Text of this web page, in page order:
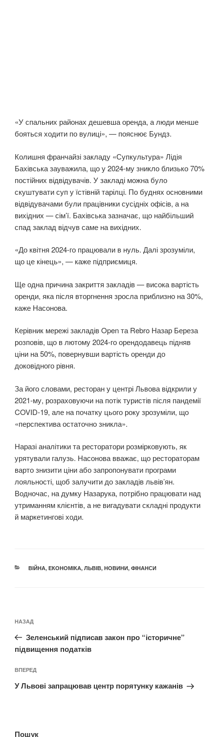
«У спальних районах дешевша оренда, а люди менше
бояться ходити по вулиці», — пояснює Бундз.
Колишня франчайзі закладу «Супкультура» Лідія
Бахівська зауважила, що у 2024-му зникло близько 70%
постійних відвідувачів. У закладі можна було
скуштувати суп у їстівній тарілці. По буднях основними
відвідувачами були працівники сусідніх офісів, а на
вихідних — сім’ї. Бахівська зазначає, що найбільший
спад заклад відчув саме на вихідних.
«До квітня 2024-го працювали в нуль. Далі зрозуміли,
що це кінець», — каже підприємиця.
Ще одна причина закриття закладів — висока вартість
оренди, яка після вторгнення зросла приблизно на 30%,
каже Насонова.
Керівник мережі закладів Open та Rebro Назар Береза
розповів, що в лютому 2024-го орендодавець підняв
ціни на 50%, повернувши вартість оренди до
доковідного рівня.
За його словами, ресторан у центрі Львова відкрили у
2021-му, розраховуючи на потік туристів після пандемії
COVID-19, але на початку цього року зрозуміли, що
«перспектива остаточно зникла».
Наразі аналітики та ресторатори розмірковують, як
урятували галузь. Насонова вважає, що рестораторам
варто знизити ціни або запропонувати програми
лояльності, щоб залучити до закладів львів’ян.
Водночас, на думку Назарука, потрібно працювати над
утриманням клієнтів, а не вигадувати складні продукти
й маркетингові ходи.
КАТЕГОРІЇ
ВІЙНА, ЕКОНОМІКА, ЛЬВІВ, НОВИНИ, ФІНАНСИ
записів
Попередній
запис:
НАЗАД
Зеленський підписав закон про “історичне”
підвищення податків
Наступний
запис
ВПЕРЕД
У Львові запрацював центр порятунку кажанів
Пошук